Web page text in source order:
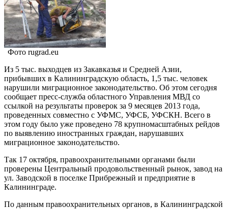
Фото rugrad.eu
Из 5 тыс. выходцев из Закавказья и Средней Азии,
прибывших в Калининградскую область, 1,5 тыс. человек
нарушили миграционное законодательство. Об этом сегодня
сообщает пресс-служба областного Управления МВД со
ссылкой на результаты проверок за 9 месяцев 2013 года,
проведенных совместно с УФМС, УФСБ, УФСКН. Всего в
этом году было уже проведено 78 крупномасштабных рейдов
по выявлению иностранных граждан, нарушавших
миграционное законодательство.
Так 17 октября, правоохранительными органами были
проверены Центральный продовольственный рынок, завод на
ул. Заводской в поселке Прибрежный и предприятие в
Калининграде.
По данным правоохранительных органов, в Калининградской